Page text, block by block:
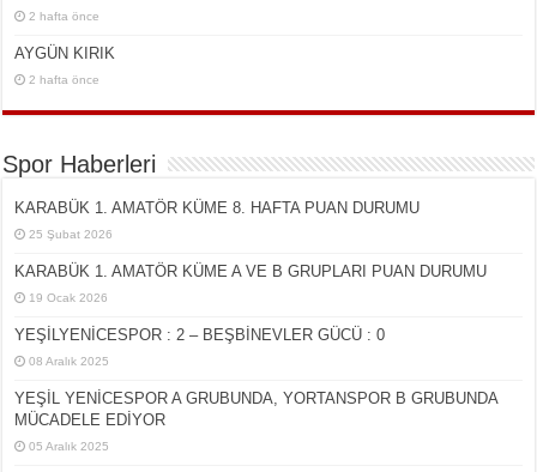
2 hafta önce
AYGÜN KIRIK
2 hafta önce
Spor Haberleri
KARABÜK 1. AMATÖR KÜME 8. HAFTA PUAN DURUMU
25 Şubat 2026
KARABÜK 1. AMATÖR KÜME A VE B GRUPLARI PUAN DURUMU
19 Ocak 2026
YEŞİLYENİCESPOR : 2 – BEŞBİNEVLER GÜCÜ : 0
08 Aralık 2025
YEŞİL YENİCESPOR A GRUBUNDA, YORTANSPOR B GRUBUNDA
MÜCADELE EDİYOR
05 Aralık 2025